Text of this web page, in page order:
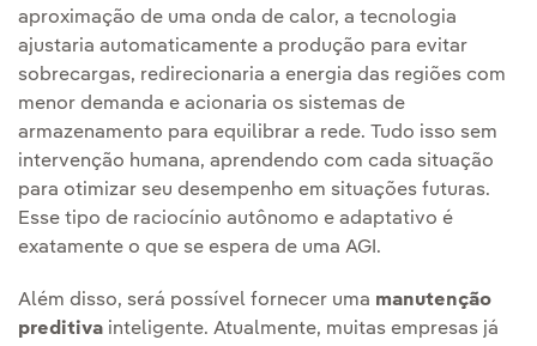
aproximação de uma onda de calor, a tecnologia
ajustaria automaticamente a produção para evitar
sobrecargas, redirecionaria a energia das regiões com
menor demanda e acionaria os sistemas de
armazenamento para equilibrar a rede. Tudo isso sem
intervenção humana, aprendendo com cada situação
para otimizar seu desempenho em situações futuras.
Esse tipo de raciocínio autônomo e adaptativo é
exatamente o que se espera de uma AGI.
Além disso, será possível fornecer uma manutenção
preditiva inteligente. Atualmente, muitas empresas já